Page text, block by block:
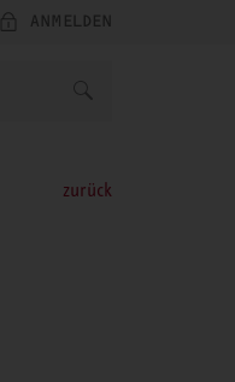
ANMELDEN
zurück